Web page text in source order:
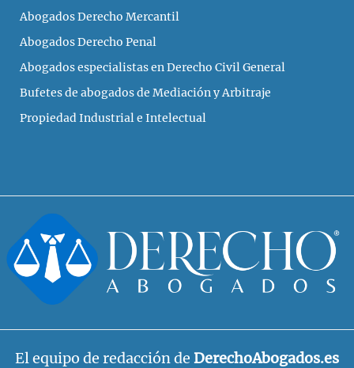
Abogados Derecho Mercantil
Abogados Derecho Penal
Abogados especialistas en Derecho Civil General
Bufetes de abogados de Mediación y Arbitraje
Propiedad Industrial e Intelectual
El equipo de redacción de DerechoAbogados.es